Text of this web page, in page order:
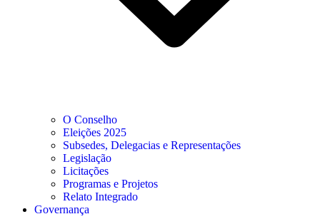
O Conselho
Eleições 2025
Subsedes, Delegacias e Representações
Legislação
Licitações
Programas e Projetos
Relato Integrado
Governança